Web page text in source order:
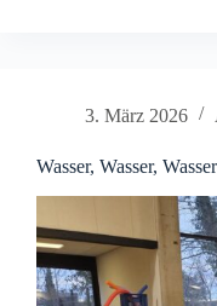
Feuerwehr
3. März 2026
Wasser, Wasser, Wasser